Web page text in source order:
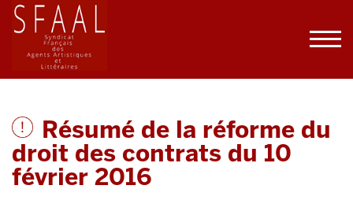
Résumé de la réforme du
droit des contrats du 10
février 2016